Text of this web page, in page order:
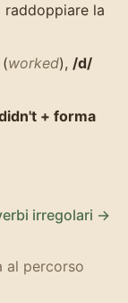
la
(worked), /d/
+ forma
irregolari →
al percorso